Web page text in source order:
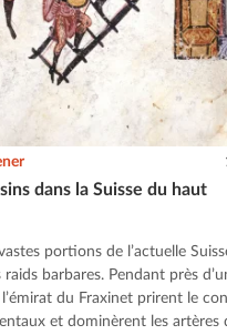
dans la Suisse du haut
portions de l’actuelle
raids barbares. Pendant près
l’émirat du Fraxinet prirent le
et dominèrent les artères